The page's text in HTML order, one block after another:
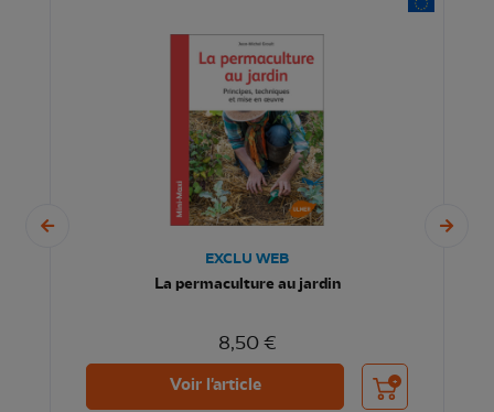
EXCLU WEB
La permaculture au jardin
8,50 €
Voir l'article Ajouter au panier